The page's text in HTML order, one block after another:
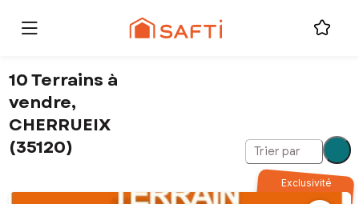
10 Terrains à
vendre,
CHERRUEIX
(35120)
Trier par
Exclusivité